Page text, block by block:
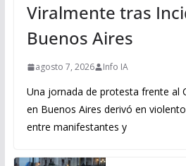
Viralmente tras
Buenos Aires
agosto 7, 2026 Info IA
Una jornada de protesta frente al
en Buenos Aires derivó en
entre manifestantes y